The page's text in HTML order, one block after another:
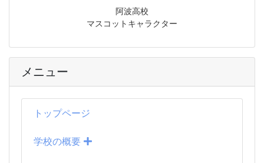
阿波高校
マスコットキャラクター
メニュー
トップページ
学校の概要